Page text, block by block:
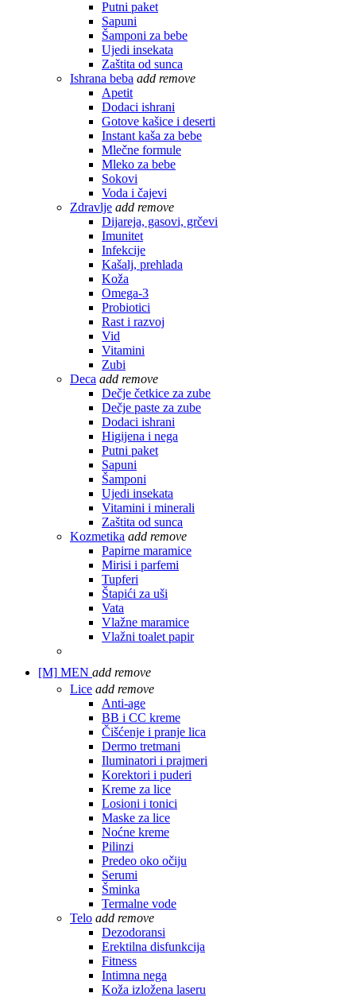
Putni paket
Sapuni
Šamponi za bebe
Ujedi insekata
Zaštita od sunca
Ishrana beba add remove
Apetit
Dodaci ishrani
Gotove kašice i deserti
Instant kaša za bebe
Mlečne formule
Mleko za bebe
Sokovi
Voda i čajevi
Zdravlje add remove
Dijareja, gasovi, grčevi
Imunitet
Infekcije
Kašalj, prehlada
Koža
Omega-3
Probiotici
Rast i razvoj
Vid
Vitamini
Zubi
Deca add remove
Dečje četkice za zube
Dečje paste za zube
Dodaci ishrani
Higijena i nega
Putni paket
Sapuni
Šamponi
Ujedi insekata
Vitamini i minerali
Zaštita od sunca
Kozmetika add remove
Papirne maramice
Mirisi i parfemi
Tupferi
Štapići za uši
Vata
Vlažne maramice
Vlažni toalet papir
[M] MEN add remove
Lice add remove
Anti-age
BB i CC kreme
Čišćenje i pranje lica
Dermo tretmani
Iluminatori i prajmeri
Korektori i puderi
Kreme za lice
Losioni i tonici
Maske za lice
Noćne kreme
Pilinzi
Predeo oko očiju
Serumi
Šminka
Termalne vode
Telo add remove
Dezodoransi
Erektilna disfunkcija
Fitness
Intimna nega
Koža izložena laseru